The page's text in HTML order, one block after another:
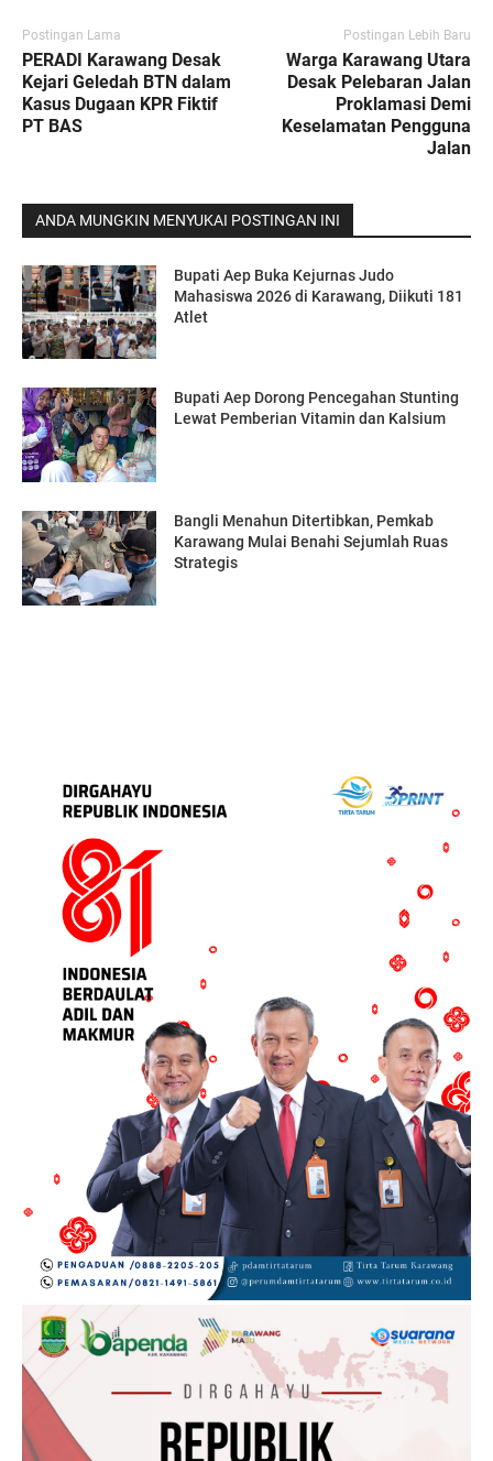
Postingan Lama
PERADI Karawang Desak
Kejari Geledah BTN dalam
Kasus Dugaan KPR Fiktif
PT BAS
Postingan Lebih Baru
Warga Karawang Utara
Desak Pelebaran Jalan
Proklamasi Demi
Keselamatan Pengguna
Jalan
ANDA MUNGKIN MENYUKAI POSTINGAN INI
Bupati Aep Buka Kejurnas Judo
Mahasiswa 2026 di Karawang, Diikuti 181
Atlet
Bupati Aep Dorong Pencegahan Stunting
Lewat Pemberian Vitamin dan Kalsium
Bangli Menahun Ditertibkan, Pemkab
Karawang Mulai Benahi Sejumlah Ruas
Strategis